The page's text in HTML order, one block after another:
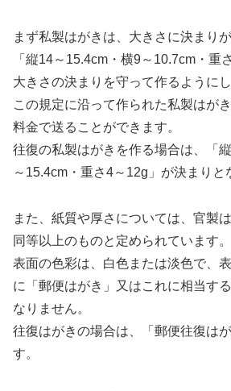
まず私製はがきは、大きさに決まりが
「縦14～15.4cm・横9～10.7cm・重
大きさの決まりを守って作るようにし
この規定に沿って作られた私製はが
料金で送ることができます。
往復の私製はがきを作る場合は、「
～15.4cm・重さ4～12g」が決まりと
また、紙質や厚さについては、官製
同等以上のものと定められています。
表面の色彩は、白色または淡色で、
に「郵便はがき」又はこれに相当す
なりません。
往復はがきの場合は、「郵便往復は
す。